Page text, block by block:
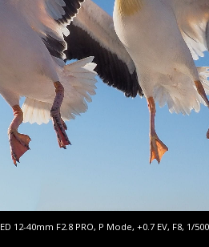
12-40mm F2.8 PRO, P Mode, +0.7 EV, F8, 1/